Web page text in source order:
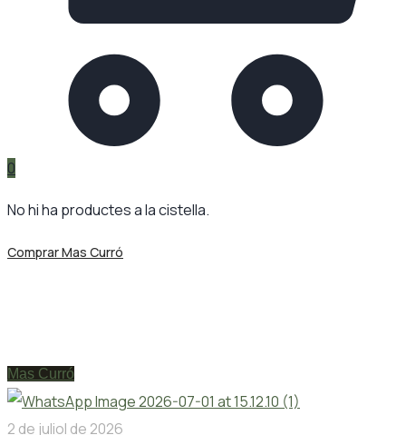
0
No hi ha productes a la cistella.
Comprar Mas Curró
Mas Curró
2 de juliol de 2026